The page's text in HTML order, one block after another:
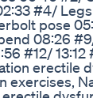
#4/
pose
08:26
#12/
erectile